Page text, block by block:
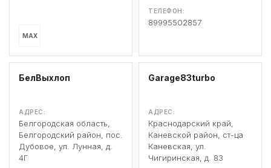
MAX
ТЕЛЕФОН:
89995502857
БелВыхлоп
АДРЕС:
Белгородская область,
Белгородский район, пос.
Дубовое, ул. Лунная, д.
4Г
Garage83turbo
АДРЕС:
Краснодарский край,
Каневской район, ст-ца
Каневская, ул.
Чигиринская, д. 83